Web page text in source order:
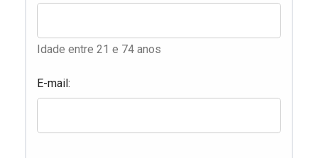
Idade entre 21 e 74 anos
E-mail: